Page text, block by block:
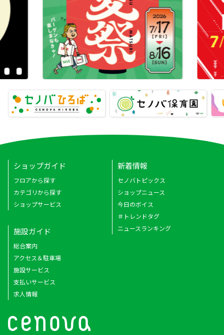
ショップガイド
フロアから探す
カテゴリから探す
ショップサービス
新着情報
セノバトピックス
ショップニュース
今日のボイス
＃トレンドタグ
ニュースランキング
施設ガイド
総合案内
アクセス＆駐車場
施設サービス
支払いサービス
求人情報